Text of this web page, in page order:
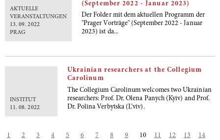
AKTUELLE
VERANSTALTUNGEN
13. 09. 2022
PRAG
(September 2022 - Januar 2023)
Der Folder mit dem aktuellen Programm der
"Prager Vorträge" (September 2022 - Januar
2023) ist da...
INSTITUT
11. 08. 2022
Ukrainian researchers at the Collegium
Carolinum
The Collegium Carolinum welcomes two Ukrainian
researchers: Prof. Dr. Olena Panych (Kyiv) and Prof.
Dr. Polina Verbytska (L’viv).
1 2 3 4 5 6 7 8 9 10 11 12 13 14